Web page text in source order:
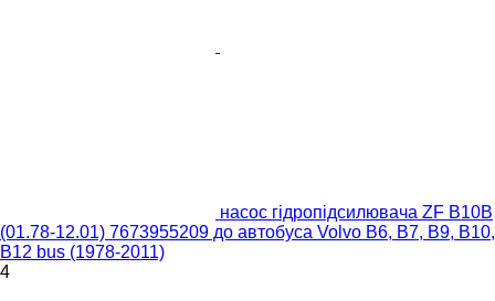
насос гідропідсилювача ZF B10B
(01.78-12.01) 7673955209 до автобуса Volvo B6, B7, B9, B10,
B12 bus (1978-2011)
4